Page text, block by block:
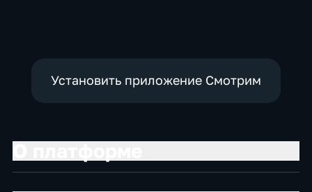
Установить приложение Смотрим